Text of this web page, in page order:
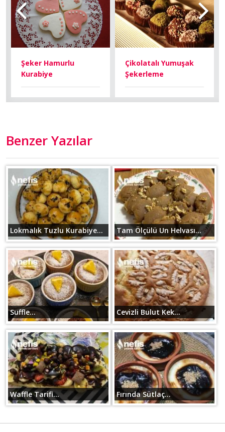
Şeker Hamurlu
Kurabiye
Çikolatalı Yumuşak
Şekerleme
Benzer Yazılar
Lokmalık Tuzlu Kurabiye... Tam Ölçülü Un Helvası...
Suffle... Cevizli Bulut Kek...
Waffle Tarifi... Fırında Sütlaç...